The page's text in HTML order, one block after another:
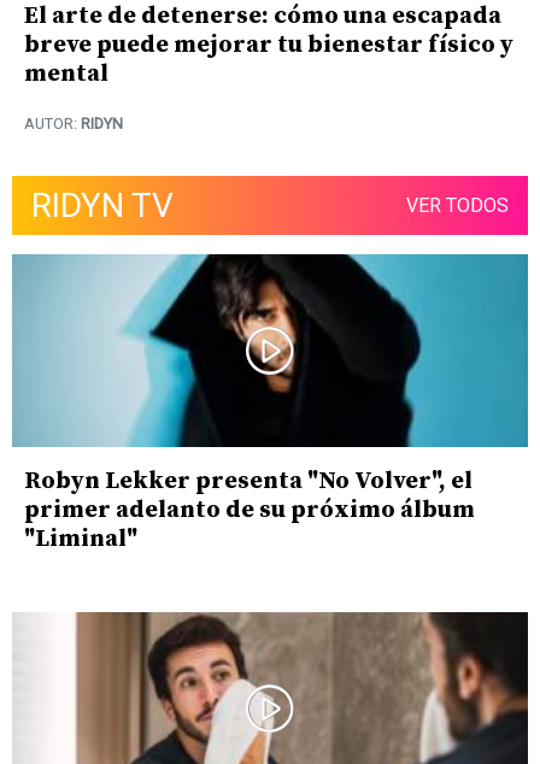
El arte de detenerse: cómo una escapada
breve puede mejorar tu bienestar físico y
mental
AUTOR: RIDYN
RIDYN TV VER TODOS
Robyn Lekker presenta "No Volver", el
primer adelanto de su próximo álbum
"Liminal"